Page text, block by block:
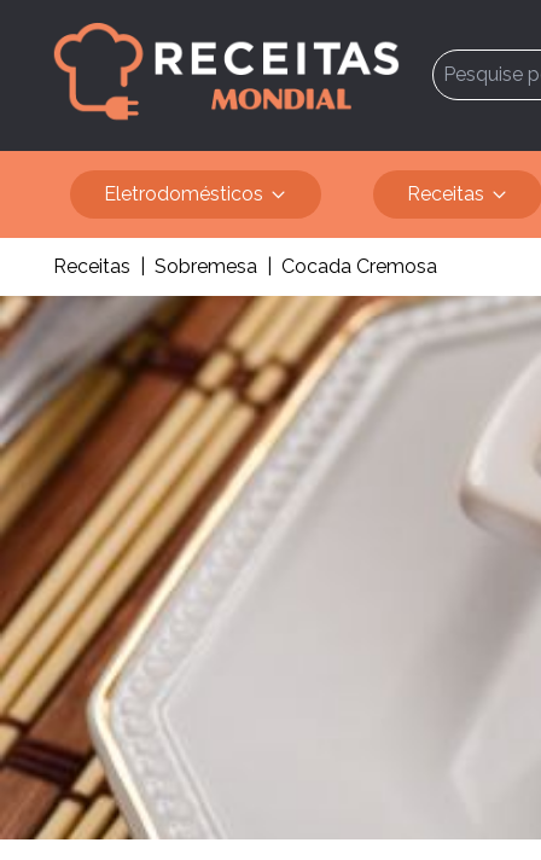
Eletrodomésticos Receitas
Receitas Sobremesa Cocada Cremosa